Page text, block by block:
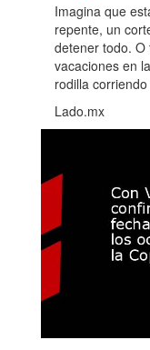
Imagina que
repente, un
detener todo.
vacaciones en
rodilla
Lado.mx